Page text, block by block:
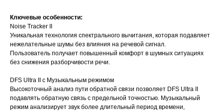
Ключевые особенности:
Noise Tracker II
Уникальная технология спектрального вычитания, которая подавляет
нежелательные шумы без влияния на речевой сигнал.
Пользователь получает повышенный комфорт в шумных ситуациях
без снижения разборчивости речи.
DFS Ultra II с Музыкальным режимом
Высокоточный анализ пути обратной связи позволяет DFS Ultra II
подавлять обратную связь с предельной точностью. Музыкальный
режим анализирует звук более длительный период времени,